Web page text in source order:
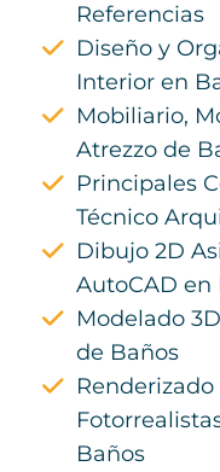
Referencias
Diseño y
Interior en
Mobiliario,
Atrezzo de
Principales
Técnico
Dibujo 2D
AutoCAD en
Modelado
de Baños
Baños